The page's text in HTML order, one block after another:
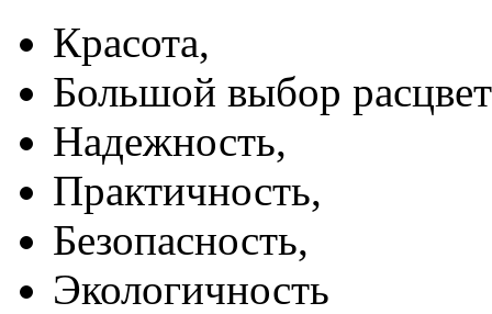
Красота,
Большой выбор
Надежность,
Практичность,
Безопасность,
Экологичность